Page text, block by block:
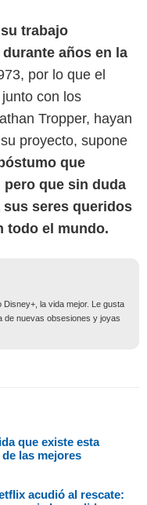
trabajo
años en la
por lo que el
con los
Tropper, hayan
proyecto, supone
que
pero que sin duda
seres queridos
todo el mundo.
la vida mejor. Le gusta
de nuevas obsesiones y joyas
que existe esta
las mejores
acudió al rescate: